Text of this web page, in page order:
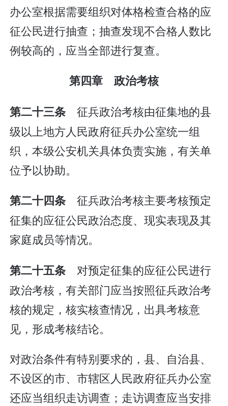
办公室根据需要组织对体格检查合格的应
征公民进行抽查；抽查发现不合格人数比
例较高的，应当全部进行复查。
第四章 政治考核
第二十三条 征兵政治考核由征集地的县
级以上地方人民政府征兵办公室统一组
织，本级公安机关具体负责实施，有关单
位予以协助。
第二十四条 征兵政治考核主要考核预定
征集的应征公民政治态度、现实表现及其
家庭成员等情况。
第二十五条 对预定征集的应征公民进行
政治考核，有关部门应当按照征兵政治考
核的规定，核实核查情况，出具考核意
见，形成考核结论。
对政治条件有特别要求的，县、自治县、
不设区的市、市辖区人民政府征兵办公室
还应当组织走访调查；走访调查应当安排